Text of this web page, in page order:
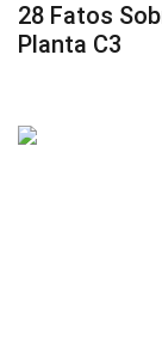
28 Fatos
Planta C3